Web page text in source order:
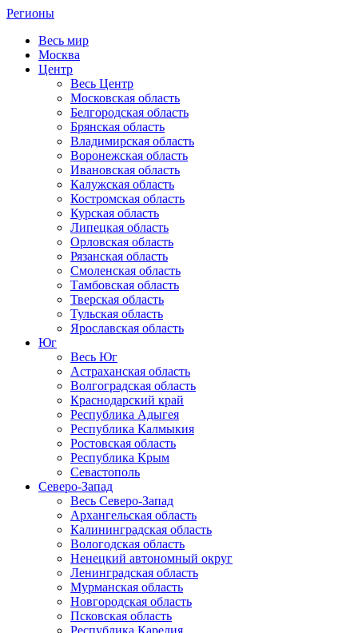
Регионы
Весь мир
Москва
Центр
Весь Центр
Московская область
Белгородская область
Брянская область
Владимирская область
Воронежская область
Ивановская область
Калужская область
Костромская область
Курская область
Липецкая область
Орловская область
Рязанская область
Смоленская область
Тамбовская область
Тверская область
Тульская область
Ярославская область
Юг
Весь Юг
Астраханская область
Волгоградская область
Краснодарский край
Республика Адыгея
Республика Калмыкия
Ростовская область
Республика Крым
Севастополь
Северо-Запад
Весь Северо-Запад
Архангельская область
Калининградская область
Вологодская область
Ненецкий автономный округ
Ленинградская область
Мурманская область
Новгородская область
Псковская область
Республика Карелия